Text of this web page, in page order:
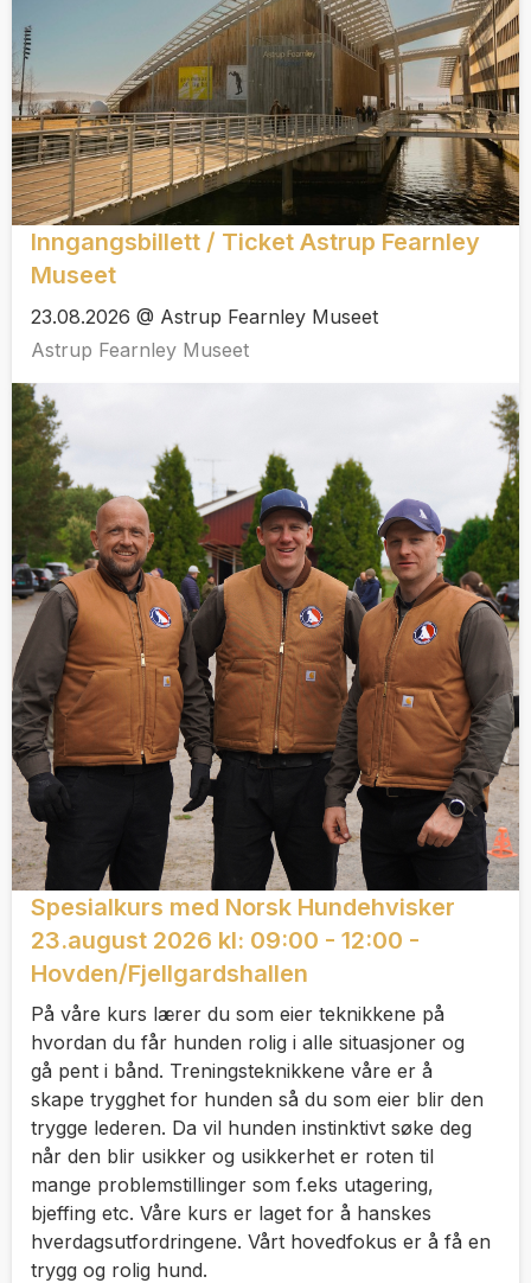
Inngangsbillett / Ticket Astrup Fearnley
Museet
23.08.2026 @ Astrup Fearnley Museet
Astrup Fearnley Museet
Spesialkurs med Norsk Hundehvisker
23.august 2026 kl: 09:00 - 12:00 -
Hovden/Fjellgardshallen
På våre kurs lærer du som eier teknikkene på
hvordan du får hunden rolig i alle situasjoner og
gå pent i bånd. Treningsteknikkene våre er å
skape trygghet for hunden så du som eier blir den
trygge lederen. Da vil hunden instinktivt søke deg
når den blir usikker og usikkerhet er roten til
mange problemstillinger som f.eks utagering,
bjeffing etc. Våre kurs er laget for å hanskes
hverdagsutfordringene. Vårt hovedfokus er å få en
trygg og rolig hund.